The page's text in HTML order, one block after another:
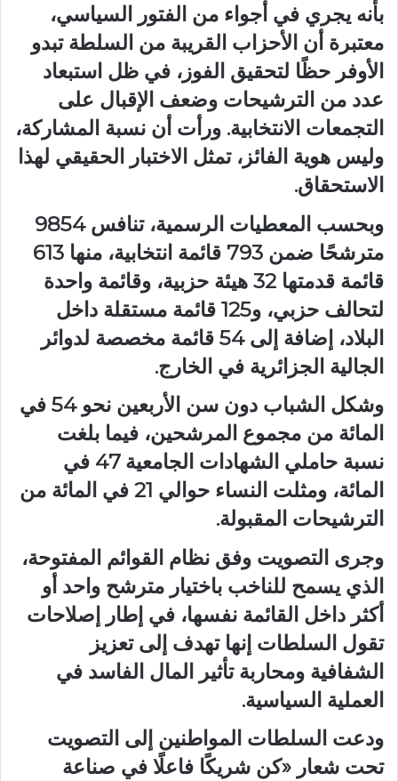
بأنه يجري في أجواء من الفتور السياسي،
معتبرة أن الأحزاب القريبة من السلطة تبدو
الأوفر حظًا لتحقيق الفوز، في ظل استبعاد
عدد من الترشيحات وضعف الإقبال على
التجمعات الانتخابية. ورأت أن نسبة المشاركة،
وليس هوية الفائز، تمثل الاختبار الحقيقي لهذا
الاستحقاق.
وبحسب المعطيات الرسمية، تنافس 9854
مترشحًا ضمن 793 قائمة انتخابية، منها 613
قائمة قدمتها 32 هيئة حزبية، وقائمة واحدة
لتحالف حزبي، و125 قائمة مستقلة داخل
البلاد، إضافة إلى 54 قائمة مخصصة لدوائر
الجالية الجزائرية في الخارج.
وشكل الشباب دون سن الأربعين نحو 54 في
المائة من مجموع المرشحين، فيما بلغت
نسبة حاملي الشهادات الجامعية 47 في
المائة، ومثلت النساء حوالي 21 في المائة من
الترشيحات المقبولة.
وجرى التصويت وفق نظام القوائم المفتوحة،
الذي يسمح للناخب باختيار مترشح واحد أو
أكثر داخل القائمة نفسها، في إطار إصلاحات
تقول السلطات إنها تهدف إلى تعزيز
الشفافية ومحاربة تأثير المال الفاسد في
العملية السياسية.
ودعت السلطات المواطنين إلى التصويت
تحت شعار «كن شريكًا فاعلًا في صناعة